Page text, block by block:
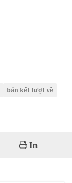
bán kết lượt về
In